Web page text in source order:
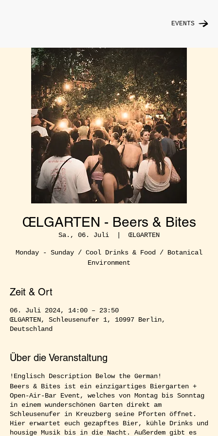
EVENTS
ŒLGARTEN - Beers & Bites
Sa., 06. Juli
  |
ŒLGARTEN
Monday - Sunday / Cool Drinks & Food / Botanical
Environment
Zeit & Ort
06. Juli 2024, 14:00 – 23:50
ŒLGARTEN, Schleusenufer 1, 10997 Berlin,
Deutschland
Über die Veranstaltung
!Englisch Description Below the German!
Beers & Bites ist ein einzigartiges Biergarten +
Open-Air-Bar Event, welches von Montag bis Sonntag
in einem wunderschönen Garten direkt am
Schleusenufer in Kreuzberg seine Pforten öffnet.
Hier erwartet euch gezapftes Bier, kühle Drinks und
housige Musik bis in die Nacht. Außerdem gibt es